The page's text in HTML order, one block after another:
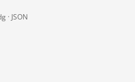
· JSON